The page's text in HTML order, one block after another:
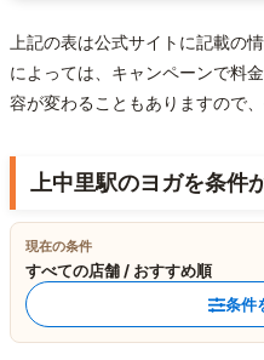
上記の表は公式サイトに記載の
によっては、キャンペーンで料
容が変わることもありますので
上中里駅のヨガを条件
現在の条件
すべての店舗 / おすすめ順
条件